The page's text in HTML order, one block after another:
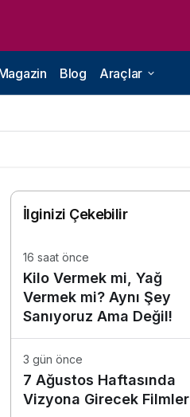
Blog Araçlar
İlginizi Çekebilir
16 saat önce
Kilo Vermek mi, Yağ
Vermek mi? Aynı Şey
Sanıyoruz Ama Değil!
3 gün önce
7 Ağustos Haftasında
Vizyona Girecek Filmler